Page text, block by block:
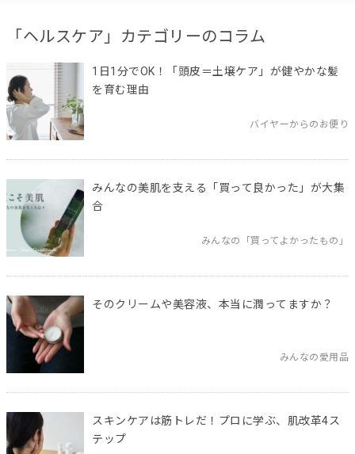
「ヘルスケア」カテゴリーのコラム
1日1分でOK！「頭皮＝土壌ケア」が健やかな髪
を育む理由
バイヤーからのお便り
みんなの美肌を支える「買って良かった」が大集
合
みんなの「買ってよかったもの」
そのクリームや美容液、本当に潤ってますか？
みんなの愛用品
スキンケアは筋トレだ！プロに学ぶ、肌改革4ス
テップ